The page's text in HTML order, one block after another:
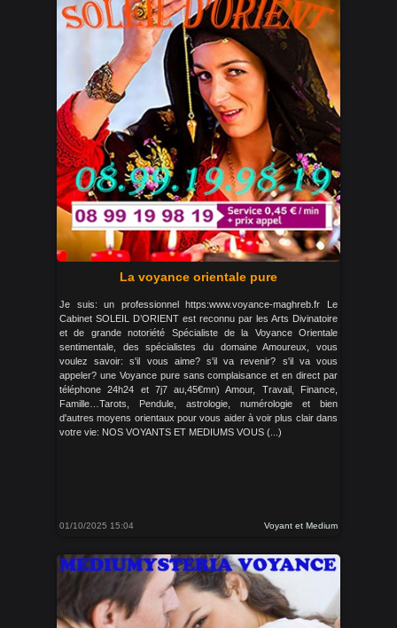
La voyance orientale pure
Je suis: un professionnel https:www.voyance-maghreb.fr Le
Cabinet SOLEIL D’ORIENT est reconnu par les Arts Divinatoire
et de grande notoriété Spécialiste de la Voyance Orientale
sentimentale, des spécialistes du domaine Amoureux, vous
voulez savoir: s'il vous aime? s'il va revenir? s'il va vous
appeler? une Voyance pure sans complaisance et en direct par
téléphone 24h24 et 7j7 au,45€mn) Amour, Travail, Finance,
Famille…Tarots, Pendule, astrologie, numérologie et bien
d'autres moyens orientaux pour vous aider à voir plus clair dans
votre vie: NOS VOYANTS ET MEDIUMS VOUS (...)
01/10/2025 15:04 Voyant et Medium